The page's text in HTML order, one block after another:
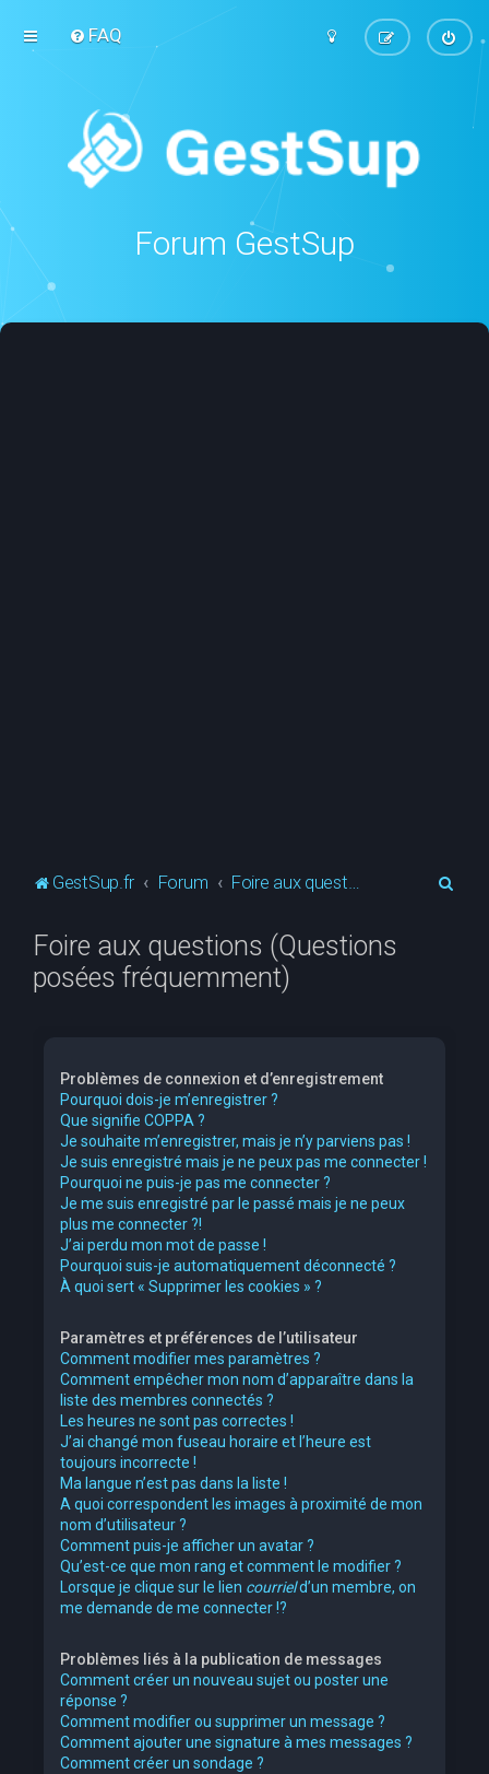
FAQ
Forum GestSup
GestSup.fr Forum Foire aux questions (Questions posées fréquemment)
Foire aux questions (Questions
posées fréquemment)
Problèmes de connexion et d’enregistrement
Pourquoi dois-je m’enregistrer ?
Que signifie COPPA ?
Je souhaite m’enregistrer, mais je n’y parviens pas !
Je suis enregistré mais je ne peux pas me connecter !
Pourquoi ne puis-je pas me connecter ?
Je me suis enregistré par le passé mais je ne peux
plus me connecter ?!
J’ai perdu mon mot de passe !
Pourquoi suis-je automatiquement déconnecté ?
À quoi sert « Supprimer les cookies » ?
Paramètres et préférences de l’utilisateur
Comment modifier mes paramètres ?
Comment empêcher mon nom d’apparaître dans la
liste des membres connectés ?
Les heures ne sont pas correctes !
J’ai changé mon fuseau horaire et l’heure est
toujours incorrecte !
Ma langue n’est pas dans la liste !
A quoi correspondent les images à proximité de mon
nom d’utilisateur ?
Comment puis-je afficher un avatar ?
Qu’est-ce que mon rang et comment le modifier ?
Lorsque je clique sur le lien courrield’un membre, on
me demande de me connecter !?
Problèmes liés à la publication de messages
Comment créer un nouveau sujet ou poster une
réponse ?
Comment modifier ou supprimer un message ?
Comment ajouter une signature à mes messages ?
Comment créer un sondage ?